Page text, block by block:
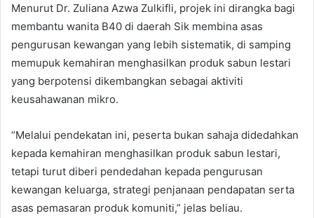
Menurut Dr. Zuliana Azwa Zulkifli, projek ini dirangka bagi
membantu wanita B40 di daerah Sik membina asas
pengurusan kewangan yang lebih sistematik, di samping
memupuk kemahiran menghasilkan produk sabun lestari
yang berpotensi dikembangkan sebagai aktiviti
keusahawanan mikro.
“Melalui pendekatan ini, peserta bukan sahaja didedahkan
kepada kemahiran menghasilkan produk sabun lestari,
tetapi turut diberi pendedahan kepada pengurusan
kewangan keluarga, strategi penjanaan pendapatan serta
asas pemasaran produk komuniti,” jelas beliau.